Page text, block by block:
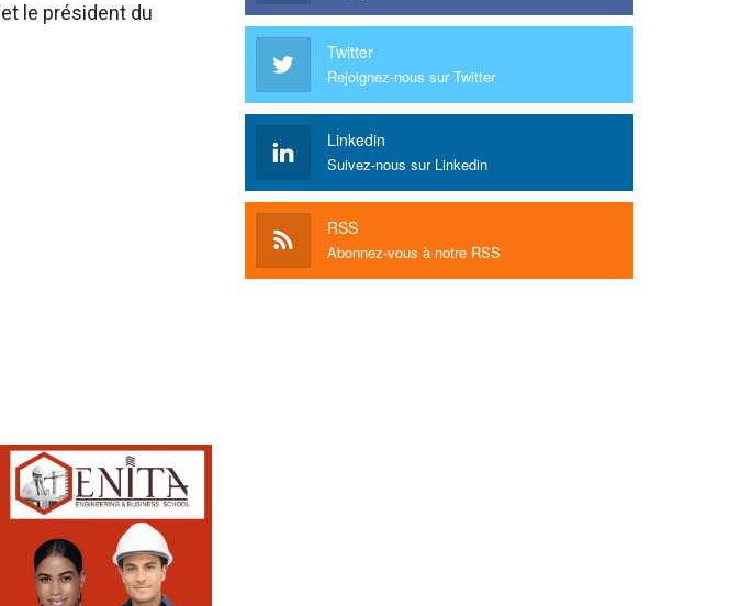
le président du
Twitter
Rejoignez-nous sur Twitter
Linkedin
Suivez-nous sur Linkedin
RSS
Abonnez-vous à notre RSS